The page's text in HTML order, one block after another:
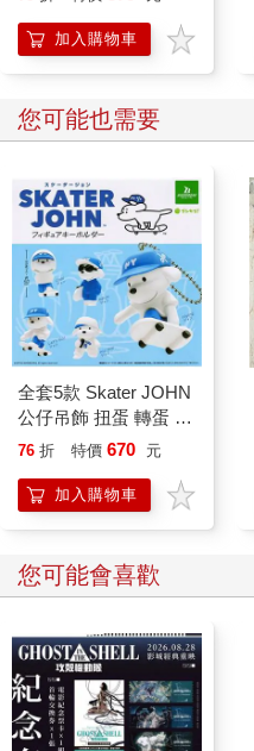
加入購物車
您可能也需要
全套5款 Skater JOHN
公仔吊飾 扭蛋 轉蛋 模
型 吊飾 包包吊飾 滑板
BUSHIROAD
76 折 特價 670 元
加入購物車
您可能會喜歡